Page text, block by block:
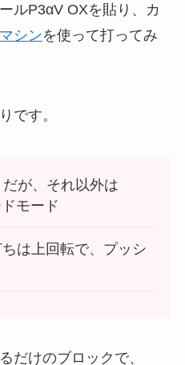
ルP3αV OXを貼り、カ
シンを使って打ってみ
です。
が、それ以外は
モード
は上回転で、プッシ
だけのブロックで、